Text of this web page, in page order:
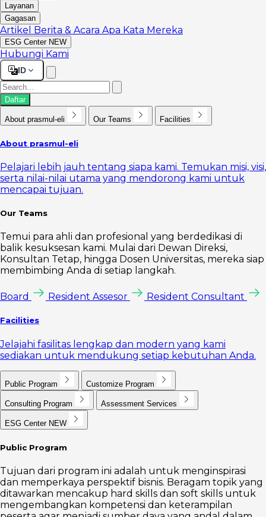
Layanan
Gagasan
Artikel Berita & Acara Apa Kata Mereka
ESG Center NEW
Hubungi Kami
ID
Daftar
About prasmul-eli Our Teams Facilities
About prasmul-eli
Pelajari lebih jauh tentang siapa kami. Temukan misi, visi,
serta nilai-nilai utama yang mendorong kami untuk
mencapai tujuan.
Our Teams
Temui para ahli dan profesional yang berdedikasi di
balik kesuksesan kami. Mulai dari Dewan Direksi,
Konsultan Tetap, hingga Dosen Universitas, mereka siap
membimbing Anda di setiap langkah.
Board Resident Assesor Resident Consultant
Facilities
Jelajahi fasilitas lengkap dan modern yang kami
sediakan untuk mendukung setiap kebutuhan Anda.
Public Program Customize Program
Consulting Program Assessment Services
ESG Center NEW
Public Program
Tujuan dari program ini adalah untuk menginspirasi
dan memperkaya perspektif bisnis. Beragam topik yang
ditawarkan mencakup hard skills dan soft skills untuk
mengembangkan kompetensi dan keterampilan